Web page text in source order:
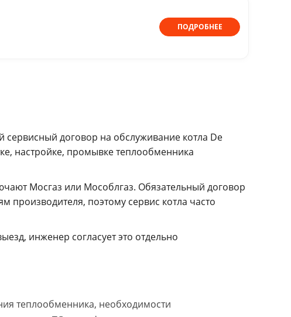
ПОДРОБНЕЕ
договор на обслуживание котла De
настройке, промывке теплообменника
Мосгаз или Мособлгаз. Обязательный договор
поэтому сервис котла часто
инженер согласует это отдельно
теплообменника, необходимости